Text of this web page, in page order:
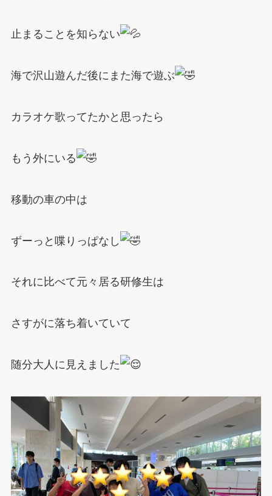
止まることを知らない
海で沢山遊んだ後にまた海で遊ぶ
カラオケ歌ってたかと思ったら
もう外にいる
移動の車の中は
ずーっと喋りっぱなし
それに比べて元々居る研修生は
さすがに落ち着いていて
随分大人に見えました